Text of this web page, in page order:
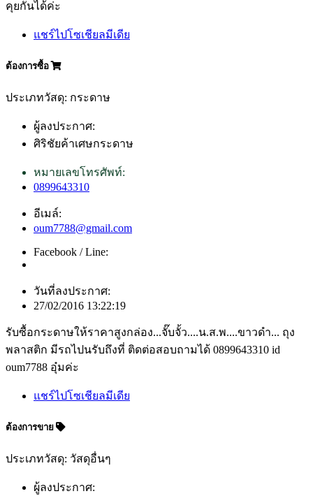
คุยกันได้ค่ะ
แชร์ไปโซเชียลมีเดีย
ต้องการซื้อ
ประเภทวัสดุ: กระดาษ
ผู้ลงประกาศ:
ศิริชัยค้าเศษกระดาษ
หมายเลขโทรศัพท์:
0899643310
อีเมล์:
oum7788@gmail.com
Facebook / Line:
วันที่ลงประกาศ:
27/02/2016 13:22:19
รับซื้อกระดาษให้ราคาสูงกล่อง...จั๊บจั้ว....น.ส.พ....ขาวดำ... ถุง
พลาสติก มีรถไปนรับถึงที่ ติดต่อสอบถามได้ 0899643310 id
oum7788 อุ๋มค่ะ
แชร์ไปโซเชียลมีเดีย
ต้องการขาย
ประเภทวัสดุ: วัสดุอื่นๆ
ผู้ลงประกาศ: